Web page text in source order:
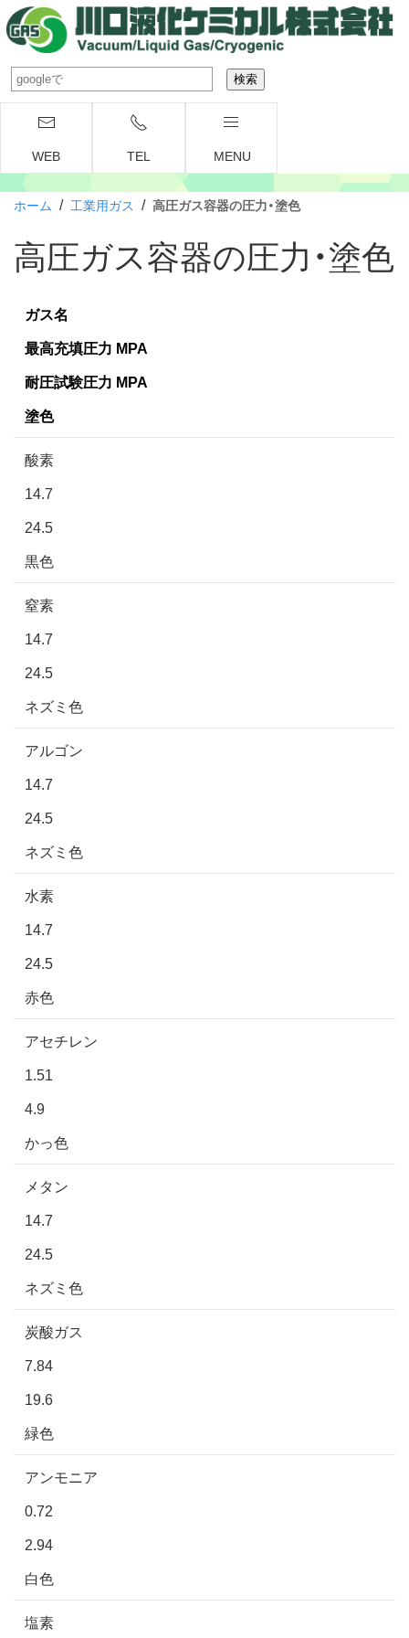
WEB TEL MENU
ホーム / 工業用ガス / 高圧ガス容器の圧力・塗色
高圧ガス容器の圧力・塗色
ガス名
最高充填圧力 MPA
耐圧試験圧力 MPA
塗色
酸素
14.7
24.5
黒色
窒素
14.7
24.5
ネズミ色
アルゴン
14.7
24.5
ネズミ色
水素
14.7
24.5
赤色
アセチレン
1.51
4.9
かっ色
メタン
14.7
24.5
ネズミ色
炭酸ガス
7.84
19.6
緑色
アンモニア
0.72
2.94
白色
塩素